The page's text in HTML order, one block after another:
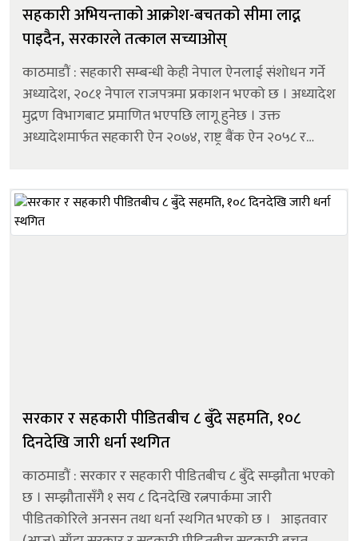
सहकारी अभियन्ताको आक्रोश-बचतको सीमा लाद्न
पाइदैन, सरकारले तत्काल सच्याओस्
काठमाडौं : सहकारी सम्बन्धी केही नेपाल ऐनलाई संशोधन गर्ने
अध्यादेश, २०८१ नेपाल राजपत्रमा प्रकाशन भएको छ । अध्यादेश
मुद्रण विभागबाट प्रमाणित भएपछि लागू हुनेछ । उक्त
अध्यादेशमार्फत सहकारी ऐन २०७४, राष्ट्र बैंक ऐन २०५८ र
सरकार र सहकारी पीडितबीच ८ बुँदे सहमति, १०८
दिनदेखि जारी धर्ना स्थगित
काठमाडौं : सरकार र सहकारी पीडितबीच ८ बुँदे सम्झौता भएको
छ । सम्झौतासँगै १ सय ८ दिनदेखि रत्नपार्कमा जारी
पीडितकोरिले अनसन तथा धर्ना स्थगित भएको छ । आइतवार